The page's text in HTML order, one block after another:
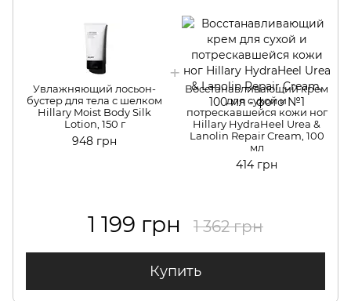
Увлажняющий лосьон-
бустер для тела с шелком
Hillary Moist Body Silk
Lotion, 150 г
948 грн
Восстанавливающий крем
для сухой и
потрескавшейся кожи ног
Hillary HydraHeel Urea &
Lanolin Repair Cream, 100
мл
414 грн
1 199 грн 1 362 грн
Купить